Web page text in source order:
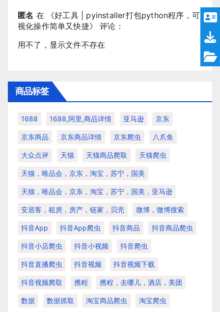
匿名 在 《好工具 | pyinstaller打包python程序，可
视化操作简单又快捷》 评论：
用不了，显示文件不存在
商品标签
1688 1688,阿里,商品详情 亚马逊 京东
京东商品 京东商品详情 京东爬虫 八爪鱼
大众点评 天猫 天猫商品爬取 天猫爬虫
天猫，唯品会，京东，淘宝，苏宁，国美
天猫，唯品会，京东，淘宝，苏宁，国美，亚马逊
安居客，租房，房产，链家，贝壳 微博，微博搜索
抖音app 抖音app爬虫 抖音商品 抖音商品爬虫
抖音小店爬虫 抖音小视频 抖音爬虫
抖音直播爬虫 抖音视频 抖音视频下载
抖音视频爬取 携程 携程，去哪儿，酒店，美团
数据 数据抓取 淘宝商品爬虫 淘宝爬虫